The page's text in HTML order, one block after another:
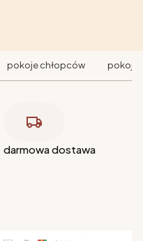
pokoje chłopców pokoje
darmowa dostawa